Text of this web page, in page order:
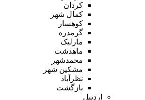
کردان
کمال شهر
کوهسار
گرمدره
مارلیک
ماهدشت
محمدشهر
مشکین شهر
نظرآباد
بازگشت
اردبیل